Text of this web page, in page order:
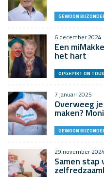
GEWOON
6 december 2024
Een
het hart
OPGEPIKT ON TOUR
7 januari 2025
Overweeg
maken?
GEWOON
29 november 2024
Samen stap